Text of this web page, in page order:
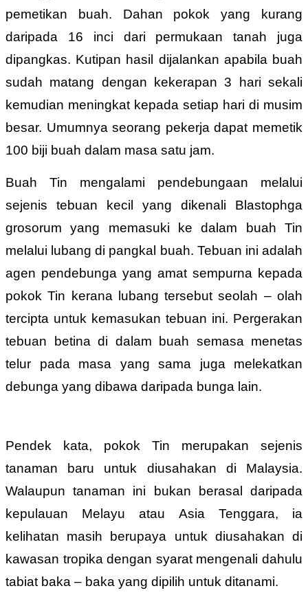
pemetikan buah. Dahan pokok yang kurang
daripada 16 inci dari permukaan tanah juga
dipangkas. Kutipan hasil dijalankan apabila buah
sudah matang dengan kekerapan 3 hari sekali
kemudian meningkat kepada setiap hari di musim
besar. Umumnya seorang pekerja dapat memetik
100 biji buah dalam masa satu jam.
Buah Tin mengalami pendebungaan melalui
sejenis tebuan kecil yang dikenali Blastophga
grosorum yang memasuki ke dalam buah Tin
melalui lubang di pangkal buah. Tebuan ini adalah
agen pendebunga yang amat sempurna kepada
pokok Tin kerana lubang tersebut seolah – olah
tercipta untuk kemasukan tebuan ini. Pergerakan
tebuan betina di dalam buah semasa menetas
telur pada masa yang sama juga melekatkan
debunga yang dibawa daripada bunga lain.
Pendek kata, pokok Tin merupakan sejenis
tanaman baru untuk diusahakan di Malaysia.
Walaupun tanaman ini bukan berasal daripada
kepulauan Melayu atau Asia Tenggara, ia
kelihatan masih berupaya untuk diusahakan di
kawasan tropika dengan syarat mengenali dahulu
tabiat baka – baka yang dipilih untuk ditanami.